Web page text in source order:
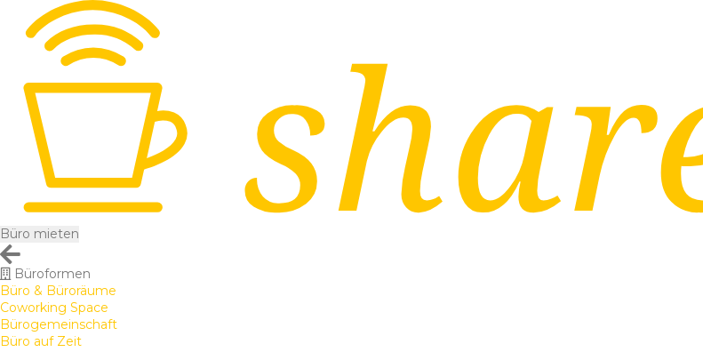
Büro mieten
Büroformen
Büro & Büroräume
Coworking Space
Bürogemeinschaft
Büro auf Zeit